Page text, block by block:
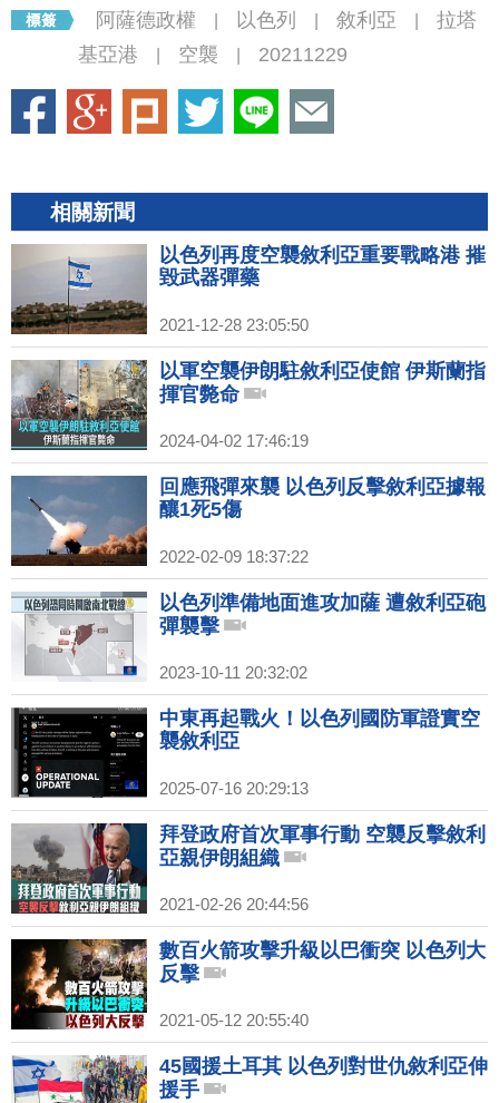
阿薩德政權 以色列 敘利亞
拉塔
基亞港
空襲 20211229
相關新聞
以色列再度空襲敘利亞重要戰略港 摧
毀武器彈藥
2021-12-28 23:05:50
以軍空襲伊朗駐敘利亞使館 伊斯蘭指
揮官斃命
2024-04-02 17:46:19
回應飛彈來襲 以色列反擊敘利亞據報
釀1死5傷
2022-02-09 18:37:22
以色列準備地面進攻加薩 遭敘利亞砲
彈襲擊
2023-10-11 20:32:02
中東再起戰火！以色列國防軍證實空
襲敘利亞
2025-07-16 20:29:13
拜登政府首次軍事行動 空襲反擊敘利
亞親伊朗組織
2021-02-26 20:44:56
數百火箭攻擊升級以巴衝突 以色列大
反擊
2021-05-12 20:55:40
45國援土耳其 以色列對世仇敘利亞伸
援手